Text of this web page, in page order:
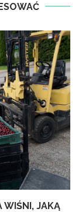
WIŚNI, JAKĄ